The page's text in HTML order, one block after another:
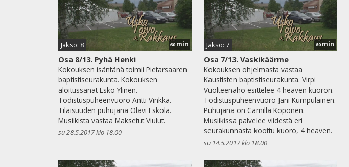
Jakso: 8 60 min
Osa 8/13. Pyhä Henki
Kokouksen isäntänä toimii Pietarsaaren
baptistiseurakunta. Kokouksen
aloitussanat Esko Ylinen.
Todistuspuheenvuoro Antti Vinkka.
Tilaisuuden puhujana Olavi Eskola.
Musiikista vastaa Maksetut Viulut.
su 28.5.2017 klo 18.00
Jakso: 7 60 min
Osa 7/13. Vaskikäärme
Kokouksen ohjelmasta vastaa
Kaustisten baptistiseurakunta. Virpi
Vuolteenaho esittelee 4 heaven kuoron.
Todistuspuheenvuoro Jani Kumpulainen.
Puhujana on Camilla Koponen.
Musiikissa palvelee viidestä eri
seurakunnasta koottu kuoro, 4 heaven.
su 14.5.2017 klo 18.00